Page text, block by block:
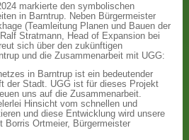
markierte den symbolischen
in Barntrup. Neben Bürgermeister
(Teamleitung Planen und Bauen der
Stratmann, Head of Expansion bei
sich über den zukünftigen
und die Zusammenarbeit mit UGG:
in Barntrup ist ein bedeutender
der Stadt. UGG ist für dieses Projekt
uns auf die Zusammenarbeit.
Hinsicht vom schnellen und
und diese Entwicklung wird unsere
Borris Ortmeier, Bürgermeister